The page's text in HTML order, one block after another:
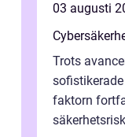
03 augusti
Trots
faktorn